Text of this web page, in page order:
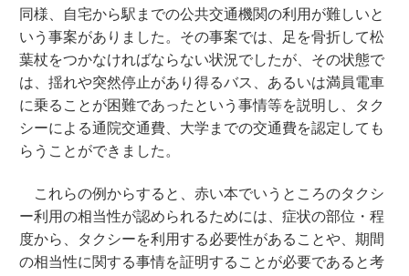
同様、自宅から駅までの公共交通機関の利用が難しいと
いう事案がありました。その事案では、足を骨折して松
葉杖をつかなければならない状況でしたが、その状態で
は、揺れや突然停止があり得るバス、あるいは満員電車
に乗ることが困難であったという事情等を説明し、タク
シーによる通院交通費、大学までの交通費を認定しても
らうことができました。
これらの例からすると、赤い本でいうところのタクシ
ー利用の相当性が認められるためには、症状の部位・程
度から、タクシーを利用する必要性があることや、期間
の相当性に関する事情を証明することが必要であると考